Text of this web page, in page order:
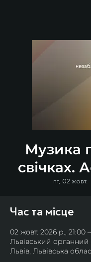
Музика
свічках.
пт, 02 жовт.
Час та місце
02 жовт. 2026 р., 21:00
Львівський
Львів, Львівська